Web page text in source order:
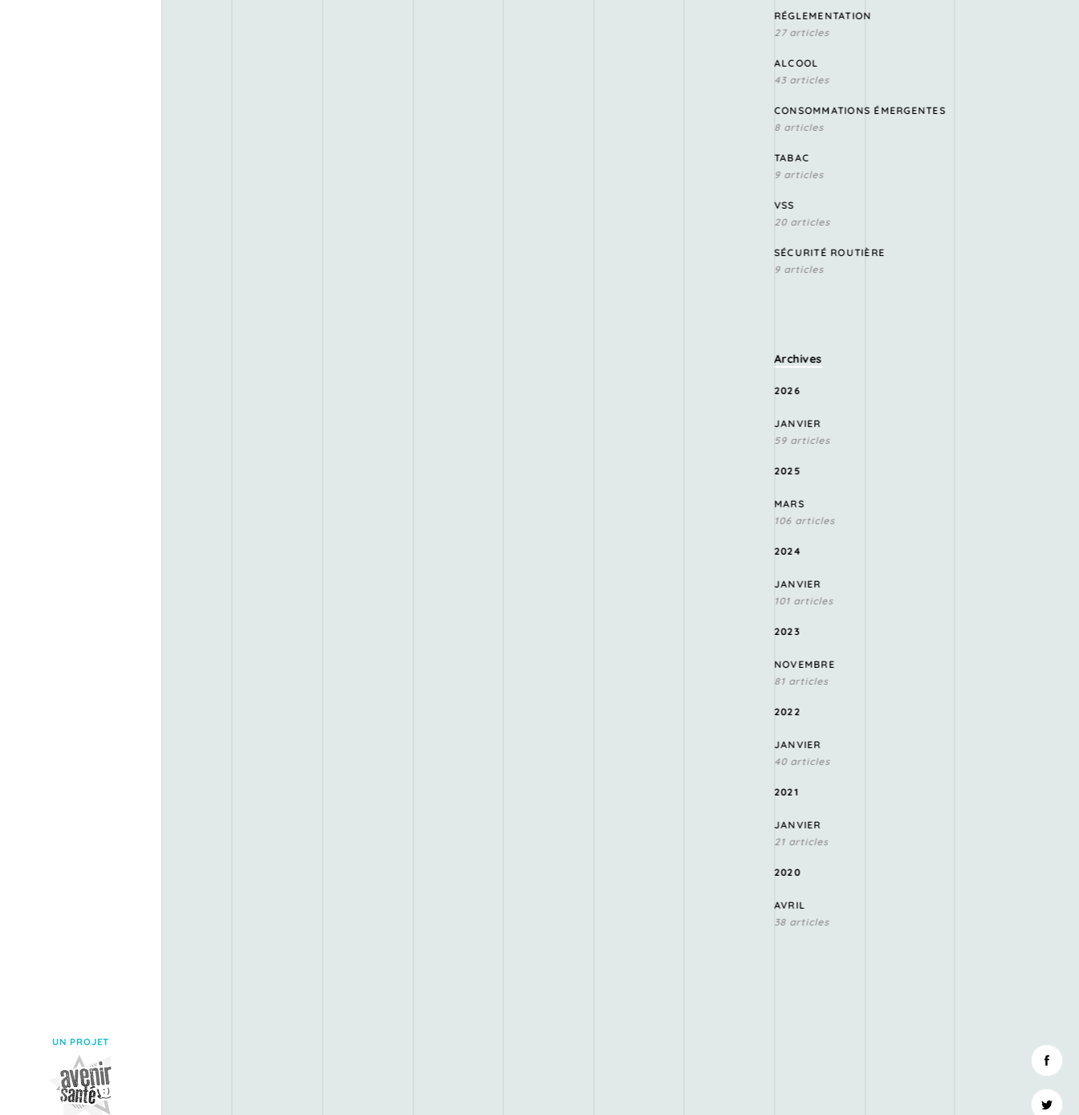
UN PROJET
RÉGLEMENTATION
27 articles
ALCOOL
43 articles
CONSOMMATIONS ÉMERGENTES
8 articles
TABAC
9 articles
VSS
20 articles
SÉCURITÉ ROUTIÈRE
9 articles
Archives
2026
JANVIER
59 articles
2025
MARS
106 articles
2024
JANVIER
101 articles
2023
NOVEMBRE
81 articles
2022
JANVIER
40 articles
2021
JANVIER
21 articles
2020
AVRIL
38 articles